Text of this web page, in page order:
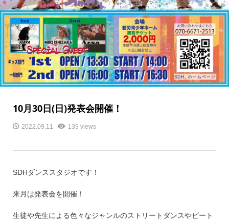
10月30日(日)発表会開催！
2022.09.11 139 views
SDHダンススタジオです！
来月は発表会を開催！
生徒や先生による色々なジャンルのストリートダンスやビート